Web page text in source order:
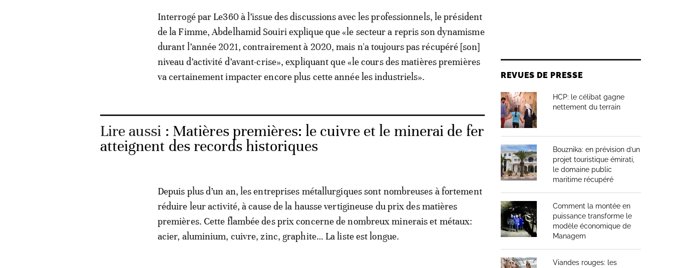
Interrogé par Le360 à l’issue des discussions avec les professionnels, le président
de la Fimme, Abdelhamid Souiri explique que «le secteur a repris son dynamisme
durant l’année 2021, contrairement à 2020, mais n'a toujours pas récupéré [son]
niveau d’activité d’avant-crise», expliquant que «le cours des matières premières
va certainement impacter encore plus cette année les industriels».
Lire aussi : Matières premières: le cuivre et le minerai de fer
atteignent des records historiques
Depuis plus d’un an, les entreprises métallurgiques sont nombreuses à fortement
réduire leur activité, à cause de la hausse vertigineuse du prix des matières
premières. Cette flambée des prix concerne de nombreux minerais et métaux:
acier, aluminium, cuivre, zinc, graphite… La liste est longue.
REVUES DE PRESSE
HCP: le célibat gagne
nettement du terrain
Bouznika: en prévision d’un
projet touristique émirati,
le domaine public
maritime récupéré
Comment la montée en
puissance transforme le
modèle économique de
Managem
Viandes rouges: les